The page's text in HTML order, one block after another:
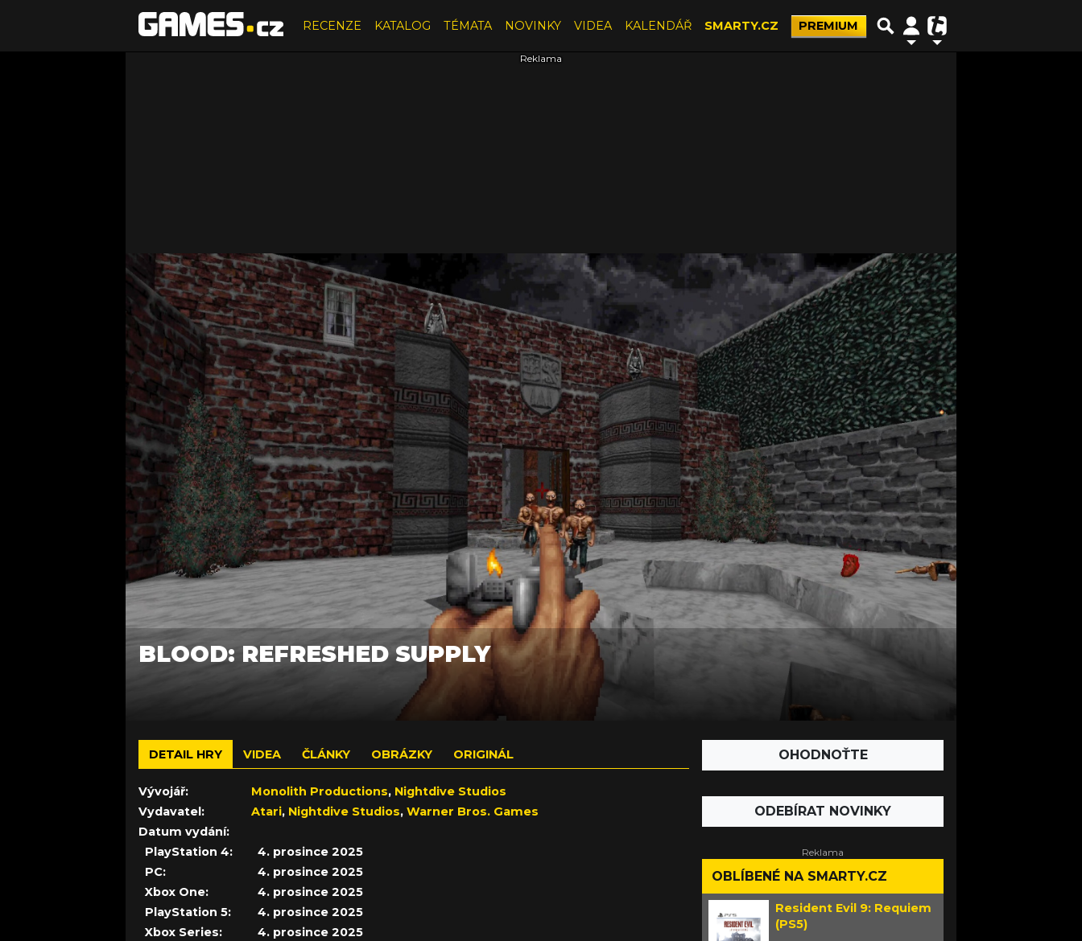
RECENZE KATALOG TÉMATA NOVINKY VIDEA KALENDÁŘ SMARTY.CZ PREMIUM
BLOOD: REFRESHED SUPPLY
DETAIL HRY VIDEA ČLÁNKY OBRÁZKY ORIGINÁL
Vývojář: Monolith Productions, Nightdive Studios
Vydavatel:
Atari, Nightdive Studios, Warner Bros. Games
Datum vydání:
PlayStation 4:
4. prosince 2025
PC:
4. prosince 2025
Xbox One:
4. prosince 2025
PlayStation 5:
4. prosince 2025
Xbox Series:
4. prosince 2025
OHODNOŤTE
ODEBÍRAT NOVINKY
OBLÍBENÉ NA SMARTY.CZ
Resident Evil 9: Requiem
(PS5)